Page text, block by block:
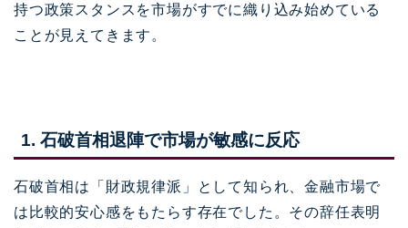
持つ政策スタンスを市場がすでに織り込み始めている
ことが見えてきます。
1. 石破首相退陣で市場が敏感に反応
石破首相は「財政規律派」として知られ、金融市場で
は比較的安心感をもたらす存在でした。その辞任表明